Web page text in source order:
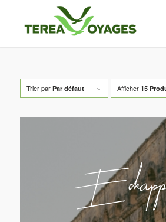
Trier par Par défaut Afficher 15